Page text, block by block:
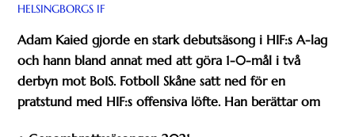
HELSINGBORGS IF
Adam Kaied gjorde en stark debutsäsong i HIF:s A-lag
och hann bland annat med att göra 1-0-mål i två
derbyn mot BoIS. Fotboll Skåne satt ned för en
pratstund med HIF:s offensiva löfte. Han berättar om